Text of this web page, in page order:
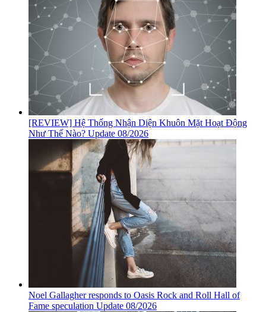
[REVIEW] Hệ Thống Nhận Diện Khuôn Mặt Hoạt Động
Như Thế Nào? Update 08/2026
Noel Gallagher responds to Oasis Rock and Roll Hall of
Fame speculation Update 08/2026